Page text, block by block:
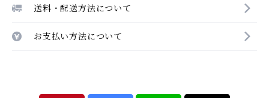
送料・配送方法について
お支払い方法について